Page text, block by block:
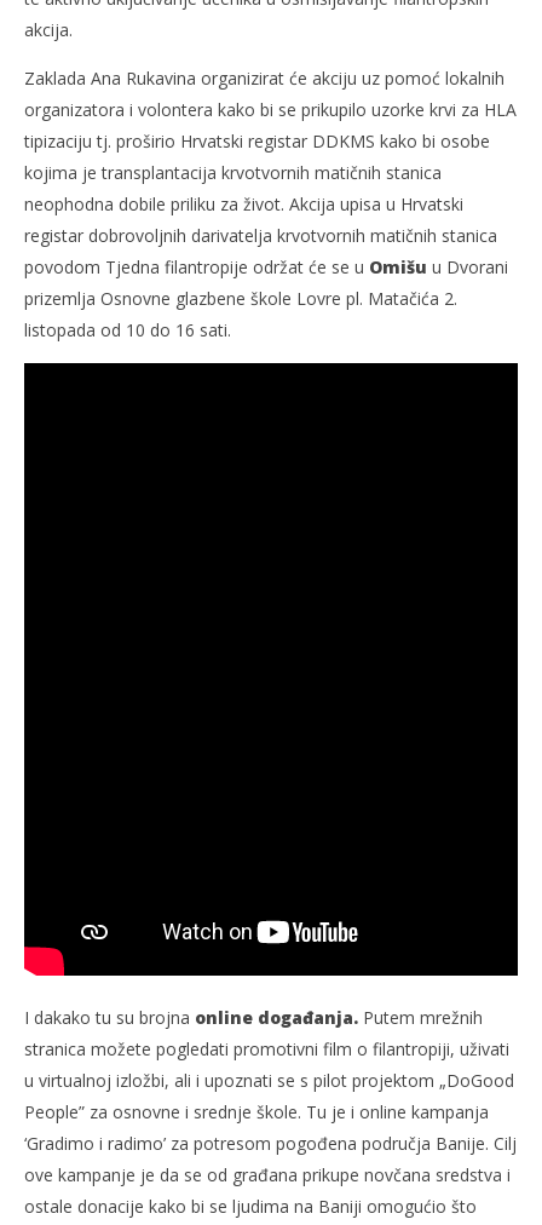
akcija.
Zaklada Ana Rukavina organizirat će akciju uz pomoć lokalnih
organizatora i volontera kako bi se prikupilo uzorke krvi za HLA
tipizaciju tj. proširio Hrvatski registar DDKMS kako bi osobe
kojima je transplantacija krvotvornih matičnih stanica
neophodna dobile priliku za život. Akcija upisa u Hrvatski
registar dobrovoljnih darivatelja krvotvornih matičnih stanica
povodom Tjedna filantropije održat će se u Omišu u Dvorani
prizemlja Osnovne glazbene škole Lovre pl. Matačića 2.
listopada od 10 do 16 sati.
I dakako tu su brojna online događanja. Putem mrežnih
stranica možete pogledati promotivni film o filantropiji, uživati
u virtualnoj izložbi, ali i upoznati se s pilot projektom „DoGood
People” za osnovne i srednje škole. Tu je i online kampanja
‘Gradimo i radimo’ za potresom pogođena područja Banije. Cilj
ove kampanje je da se od građana prikupe novčana sredstva i
ostale donacije kako bi se ljudima na Baniji omogućio što